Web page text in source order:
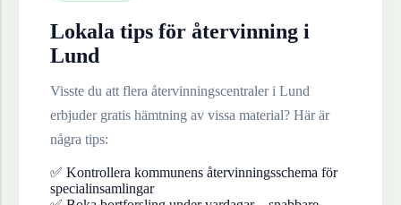
Lokala tips för återvinning i
Lund
Visste du att flera återvinningscentraler i Lund
erbjuder gratis hämtning av vissa material? Här är
några tips:
✅ Kontrollera kommunens återvinningsschema för
specialinsamlingar